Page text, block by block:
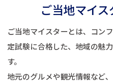
ご当地マイス
ご当地マイスターとは、コン
定試験に合格した、地域の魅
す。
地元のグルメや観光情報など